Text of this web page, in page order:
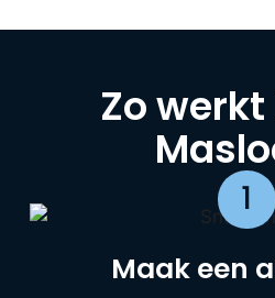
Zo
1
Maak een